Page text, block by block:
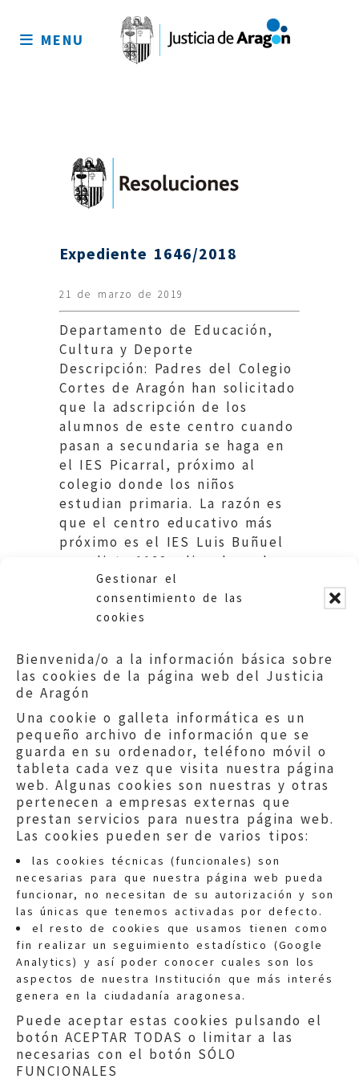
Gestionar el
consentimiento de las
cookies
Bienvenida/o a la información básica sobre
las cookies de la página web del Justicia
de Aragón
Una cookie o galleta informática es un
pequeño archivo de información que se
guarda en su ordenador, teléfono móvil o
tableta cada vez que visita nuestra página
web. Algunas cookies son nuestras y otras
pertenecen a empresas externas que
prestan servicios para nuestra página web.
Las cookies pueden ser de varios tipos:
las cookies técnicas (funcionales) son
necesarias para que nuestra página web pueda
funcionar, no necesitan de su autorización y son
las únicas que tenemos activadas por defecto.
el resto de cookies que usamos tienen como
fin realizar un seguimiento estadístico (Google
Analytics) y así poder conocer cuales son los
aspectos de nuestra Institución que más interés
genera en la ciudadanía aragonesa.
Puede aceptar estas cookies pulsando el
botón ACEPTAR TODAS o limitar a las
necesarias con el botón SÓLO
FUNCIONALES
sitio
MENU
Expediente 1646/2018
21 de marzo de 2019
Departamento de Educación,
Cultura y Deporte
Descripción: Padres del Colegio
Cortes de Aragón han solicitado
que la adscripción de los
alumnos de este centro cuando
pasan a secundaria se haga en
el IES Picarral, próximo al
colegio donde los niños
estudian primaria. La razón es
que el centro educativo más
próximo es el IES Luis Buñuel
que dista 1198m lineales, al
otro lado del Ebro.
Quejas:quejas@eljusticiadearagon.es
Información general:
informacion@eljusticiadearagon.es
Teléfonos:900 210 210/